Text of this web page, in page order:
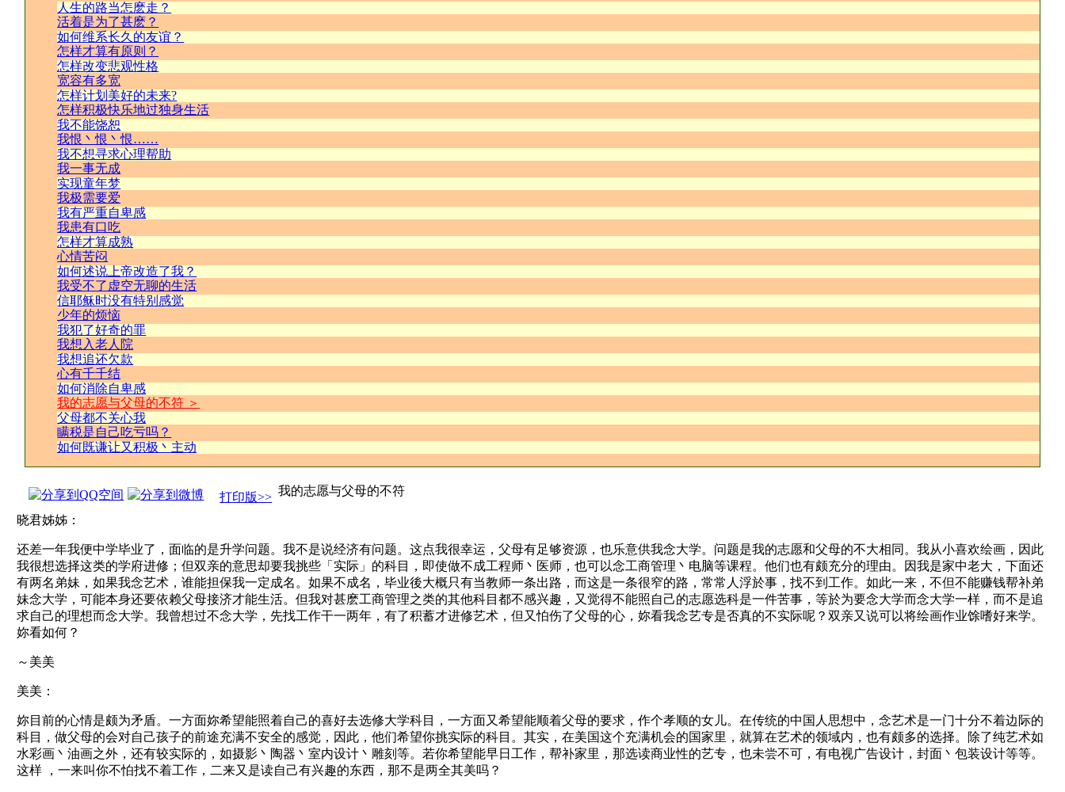
人生的路当怎麽走？
活着是为了甚麽？
如何维系长久的友谊？
怎样才算有原则？
怎样改变悲观性格
宽容有多宽
怎样计划美好的未来?
怎样积极快乐地过独身生活
我不能饶恕
我恨丶恨丶恨……
我不想寻求心理帮助
我一事无成
实现童年梦
我极需要爱
我有严重自卑感
我患有口吃
怎样才算成熟
心情苦闷
如何述说上帝改造了我？
我受不了虚空无聊的生活
信耶稣时没有特别感觉
少年的烦恼
我犯了好奇的罪
我想入老人院
我想追还欠款
心有千千结
如何消除自卑感
我的志愿与父母的不符 ＞
父母都不关心我
瞒税是自己吃亏吗？
如何既谦让又积极丶主动
打印版>> 我的志愿与父母的不符
晓君姊姊：
还差一年我便中学毕业了，面临的是升学问题。我不是说经济有问题。这点我很幸运，父母有足够资源，也乐意供我念大学。问题是我的志愿和父母的不大相同。我从小喜欢绘画，因此
我很想选择这类的学府进修；但双亲的意思却要我挑些「实际」的科目，即使做不成工程师丶医师，也可以念工商管理丶电脑等课程。他们也有颇充分的理由。因我是家中老大，下面还
有两名弟妹，如果我念艺术，谁能担保我一定成名。如果不成名，毕业後大概只有当教师一条出路，而这是一条很窄的路，常常人浮於事，找不到工作。如此一来，不但不能赚钱帮补弟
妹念大学，可能本身还要依赖父母接济才能生活。但我对甚麽工商管理之类的其他科目都不感兴趣，又觉得不能照自己的志愿选科是一件苦事，等於为要念大学而念大学一样，而不是追
求自己的理想而念大学。我曾想过不念大学，先找工作干一两年，有了积蓄才进修艺术，但又怕伤了父母的心，妳看我念艺专是否真的不实际呢？双亲又说可以将绘画作业馀嗜好来学。
妳看如何？
～美美
美美：
妳目前的心情是颇为矛盾。一方面妳希望能照着自己的喜好去选修大学科目，一方面又希望能顺着父母的要求，作个孝顺的女儿。在传统的中国人思想中，念艺术是一门十分不着边际的
科目，做父母的会对自己孩子的前途充满不安全的感觉，因此，他们希望你挑实际的科目。其实，在美国这个充满机会的国家里，就算在艺术的领域内，也有颇多的选择。除了纯艺术如
水彩画丶油画之外，还有较实际的，如摄影丶陶器丶室内设计丶雕刻等。若你希望能早日工作，帮补家里，那选读商业性的艺专，也未尝不可，有电视广告设计，封面丶包装设计等等。
这样 ，一来叫你不怕找不着工作，二来又是读自己有兴趣的东西，那不是两全其美吗？